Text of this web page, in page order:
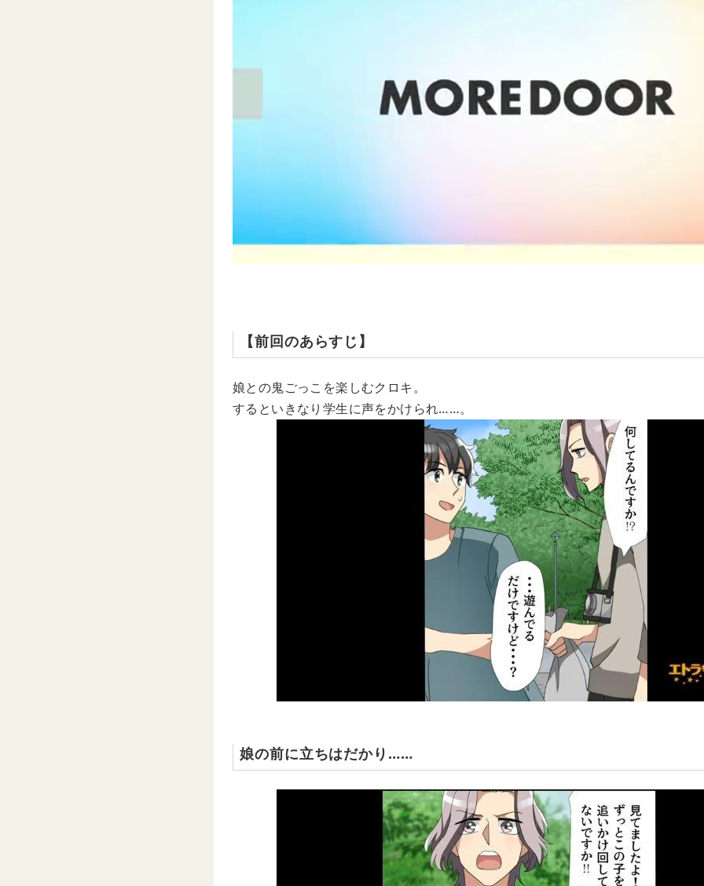
【前回のあらすじ】
娘との鬼ごっこを楽しむクロキ。
するといきなり学生に声をかけられ……。
娘の前に立ちはだかり……